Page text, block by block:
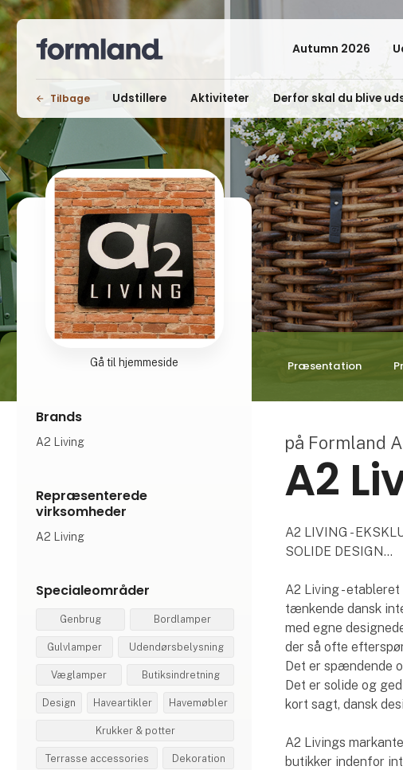
Autumn 2026
Tilbage Udstillere Aktiviteter Derfor skal du blive
Præsentation
Gå til hjemmeside
Brands
A2 Living
Repræsenterede
virksomheder
A2 Living
Specialeområder
Genbrug Bordlamper
Gulvlamper Udendørsbelysning
Væglamper Butiksindretning
Design Haveartikler Havemøbler
Krukker & potter
Terrasse accessories Dekoration
på Formland
A2
A2 LIVING -
SOLIDE DESIGN...
A2 Living -
tænkende dansk
med egne
der så ofte
Det er spændende
Det er solide og
kort sagt, dansk
A2 Livings
butikker indenfor